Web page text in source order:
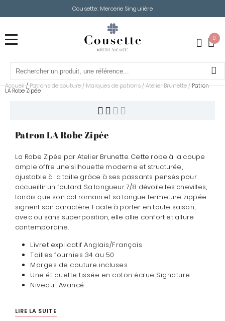
Cousette: Mercerie Singulière
0
Accueil /Patrons de couture/Marques de patrons/Atelier Brunette/Patron
LA Robe Zipée
Patron LA Robe Zipée
La Robe Zipée par Atelier Brunette. Cette robe à la coupe
ample offre une silhouette moderne et structurée,
ajustable à la taille grâce à ses passants pensés pour
accueillir un foulard. Sa longueur 7/8 dévoile les chevilles,
tandis que son col romain et sa longue fermeture zippée
signent son caractère. Facile à porter en toute saison,
avec ou sans superposition, elle allie confort et allure
contemporaine.
Livret explicatif Anglais/Français
Tailles fournies 34 au 50
Marges de couture incluses
Une étiquette tissée en coton écrue Signature
Niveau : Avancé
LIRE LA SUITE